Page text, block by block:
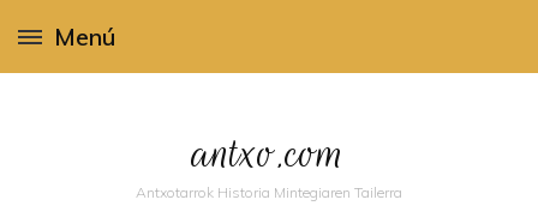
Menú
antxo.com
Antxotarrok Historia Mintegiaren Tailerra